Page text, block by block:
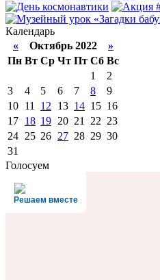
Календарь
« Октябрь 2022 »
Пн Вт Ср Чт Пт Сб Вс
1
2
3
4 5 6 7 8
9
10 11 12 13 14 15 16
17 18 19 20 21 22 23
24 25 26 27 28 29 30
31
Голосуем
Решаем вместе